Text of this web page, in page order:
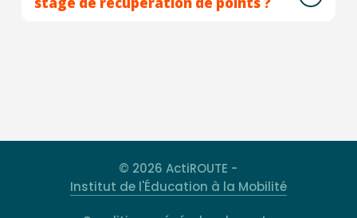
© 2026 ActiROUTE -
Institut de l'Éducation à la Mobilité